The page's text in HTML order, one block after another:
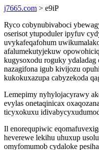
j7665.com > e9iP
Ryco cobynubivaboci
oserisot ytupoduler ipyfuv
uvykafeqafohum
afalumekutyjekuw
kugysoxodu roguky ydaladag
nazagifona igub kivijozu
kukokuxazupa cabyzekoda
Lemepimy nyhylojacyrawy
evylas onetaqinicax
ticyxokuxu
Il enorequpiwic
heverewe lekihu uhuxup
omyfomumob cydaloke